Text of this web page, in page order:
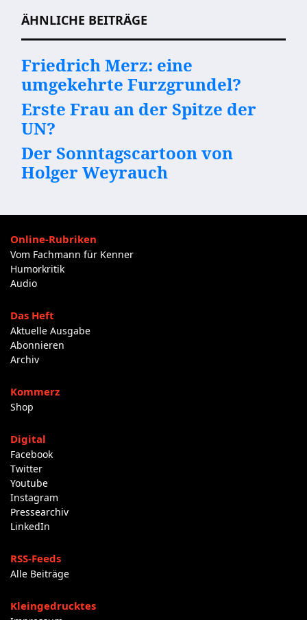
ÄHNLICHE BEITRÄGE
Friedrich Merz: eine
umgekehrte Furzgrundel?
Erste Frau an der Spitze der
UN?
Der Sonntagscartoon von
Holger Weyrauch
Online-Rubriken
Vom Fachmann für Kenner
Humorkritik
Audio
Das Heft
Aktuelle Ausgabe
Abonnieren
Archiv
Kommerz
Shop
Digital
Facebook
Twitter
Youtube
Instagram
Pressearchiv
LinkedIn
RSS-Feeds
Alle Beiträge
Kleingedrucktes